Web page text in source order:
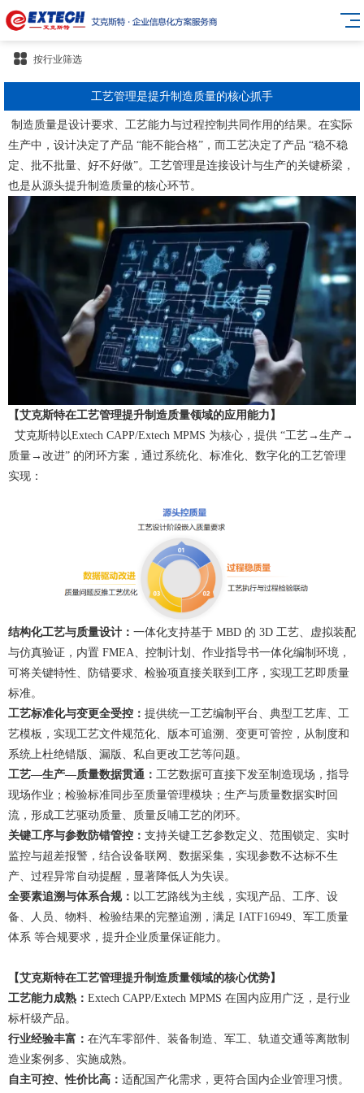
按行业筛选
工艺管理是提升制造质量的核心抓手
制造质量是设计要求、工艺能力与过程控制共同作用的结果。在实际
生产中，设计决定了产品 “能不能合格”，而工艺决定了产品 “稳不稳
定、批不批量、好不好做”。工艺管理是连接设计与生产的关键桥梁，
也是从源头提升制造质量的核心环节。
【艾克斯特在工艺管理提升制造质量领域的应用能力】
艾克斯特以Extech CAPP/Extech MPMS 为核心，提供 “工艺→生产→
质量→改进” 的闭环方案，通过系统化、标准化、数字化的工艺管理
实现：
结构化工艺与质量设计： 一体化支持基于 MBD 的 3D 工艺、虚拟装配
与仿真验证，内置 FMEA、控制计划、作业指导书一体化编制环境，
可将关键特性、防错要求、检验项直接关联到工序，实现工艺即质量
标准。
工艺标准化与变更全受控： 提供统一工艺编制平台、典型工艺库、工
艺模板，实现工艺文件规范化、版本可追溯、变更可管控，从制度和
系统上杜绝错版、漏版、私自更改工艺等问题。
工艺—生产—质量数据贯通： 工艺数据可直接下发至制造现场，指导
现场作业；检验标准同步至质量管理模块；生产与质量数据实时回
流，形成工艺驱动质量、质量反哺工艺的闭环。
关键工序与参数防错管控： 支持关键工艺参数定义、范围锁定、实时
监控与超差报警，结合设备联网、数据采集，实现参数不达标不生
产、过程异常自动提醒，显著降低人为失误。
全要素追溯与体系合规： 以工艺路线为主线，实现产品、工序、设
备、人员、物料、检验结果的完整追溯，满足 IATF16949、军工质量
体系 等合规要求，提升企业质量保证能力。
【艾克斯特在工艺管理提升制造质量领域的核心优势】
工艺能力成熟： Extech CAPP/Extech MPMS 在国内应用广泛，是行业
标杆级产品。
行业经验丰富： 在汽车零部件、装备制造、军工、轨道交通等离散制
造业案例多、实施成熟。
自主可控、性价比高： 适配国产化需求，更符合国内企业管理习惯。